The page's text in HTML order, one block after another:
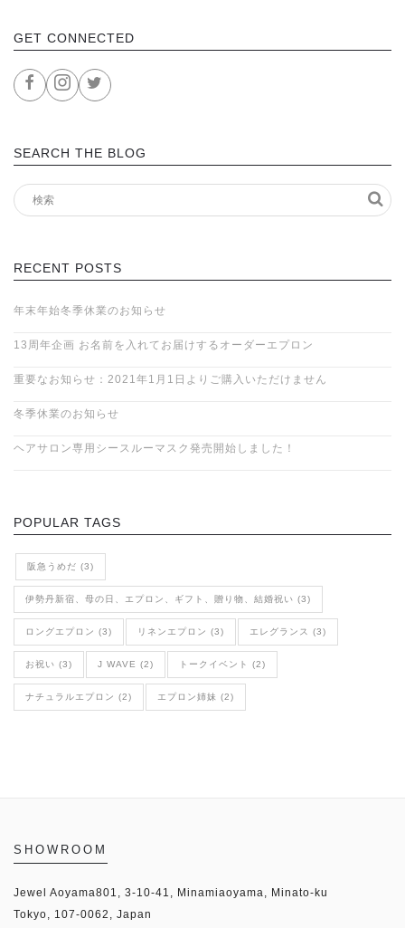
GET CONNECTED
SEARCH THE BLOG
RECENT POSTS
年末年始冬季休業のお知らせ
13周年企画 お名前を入れてお届けするオーダーエプロン
重要なお知らせ：2021年1月1日よりご購入いただけません
冬季休業のお知らせ
ヘアサロン専用シースルーマスク発売開始しました！
POPULAR TAGS
阪急うめだ (3)
伊勢丹新宿、母の日、エプロン、ギフト、贈り物、結婚祝い (3)
ロングエプロン (3) リネンエプロン (3) エレグランス (3)
お祝い (3) J WAVE (2) トークイベント (2)
ナチュラルエプロン (2) エプロン姉妹 (2)
SHOWROOM
Jewel Aoyama801, 3-10-41, Minamiaoyama, Minato-ku
Tokyo, 107-0062, Japan